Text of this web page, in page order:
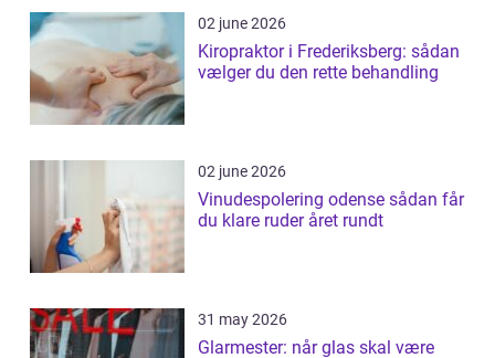
02 june 2026
Kiropraktor i Frederiksberg: sådan
vælger du den rette behandling
02 june 2026
Vinudespolering odense sådan får
du klare ruder året rundt
31 may 2026
Glarmester: når glas skal være